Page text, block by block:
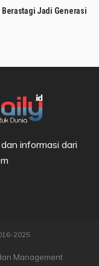
Jadi Generasi
informasi dari
2025
Management